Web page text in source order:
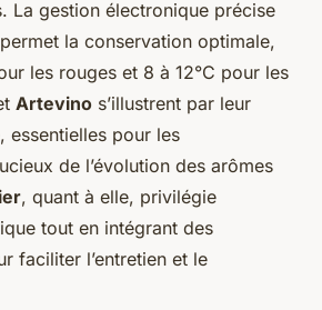
La gestion électronique précise
la conservation optimale,
les rouges et 8 à 12°C pour les
Artevino s’illustrent par leur
essentielles pour les
de l’évolution des arômes
, quant à elle, privilégie
tout en intégrant des
faciliter l’entretien et le